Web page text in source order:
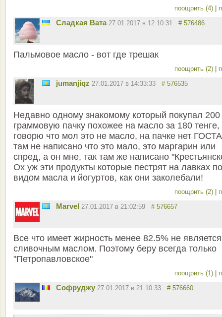
поощрить (4)
Сладкая Вата 27.01.2017 в 12:10:31 # 576486
Пальмовое масло - вот где трешак
поощрить (2)
jumanjiqz 27.01.2017 в 14:33:33 # 576535
Недавно одному знакомому который покупал 200
граммовую пачку похожее на масло за 180 тенге,
говорю что мол это не масло, на пачке нет
там не написано что это мало, это маргарин или
спред, а он мне, так там же написано
Ох уж эти продукты которые пестрят на лавках
видом масла и йогуртов, как они заколебали!
поощрить (2)
Marvel 27.01.2017 в 21:02:59 # 576657
Все что имеет жирность менее 82.5% не является
сливочным маслом. Поэтому беру всегда только
"Петропавловское"
поощрить (1)
Софруджу 27.01.2017 в 21:10:33 # 576660